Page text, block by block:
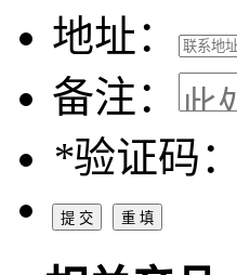
地址：
备注：
*验证码：